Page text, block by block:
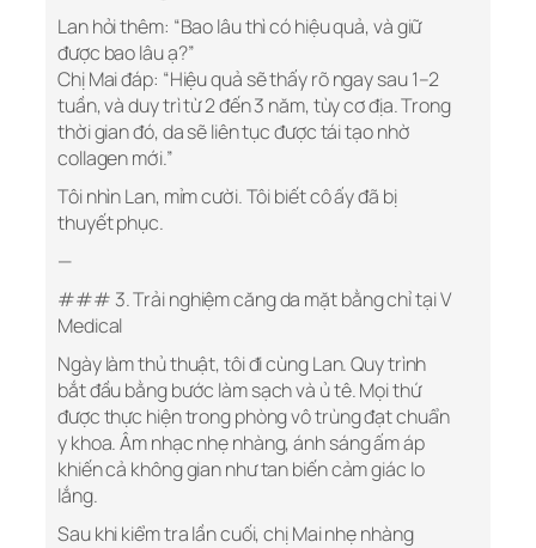
Lan hỏi thêm: “Bao lâu thì có hiệu quả, và giữ
được bao lâu ạ?”
Chị Mai đáp: “Hiệu quả sẽ thấy rõ ngay sau 1–2
tuần, và duy trì từ 2 đến 3 năm, tùy cơ địa. Trong
thời gian đó, da sẽ liên tục được tái tạo nhờ
collagen mới.”
Tôi nhìn Lan, mỉm cười. Tôi biết cô ấy đã bị
thuyết phục.
—
### 3. Trải nghiệm căng da mặt bằng chỉ tại V
Medical
Ngày làm thủ thuật, tôi đi cùng Lan. Quy trình
bắt đầu bằng bước làm sạch và ủ tê. Mọi thứ
được thực hiện trong phòng vô trùng đạt chuẩn
y khoa. Âm nhạc nhẹ nhàng, ánh sáng ấm áp
khiến cả không gian như tan biến cảm giác lo
lắng.
Sau khi kiểm tra lần cuối, chị Mai nhẹ nhàng